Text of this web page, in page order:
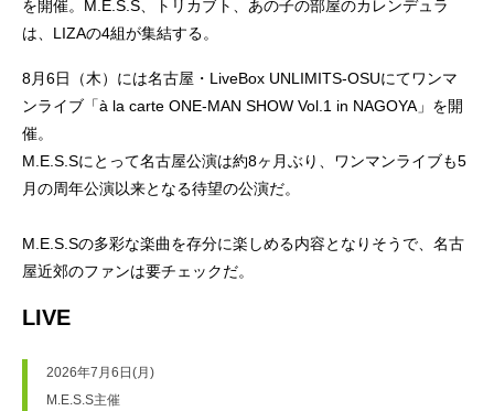
を開催。M.E.S.S、トリカブト、あの子の部屋のカレンデュラ
は、LIZAの4組が集結する。
8月6日（木）には名古屋・LiveBox UNLIMITS-OSUにてワンマ
ンライブ「à la carte ONE-MAN SHOW Vol.1 in NAGOYA」を開
催。
M.E.S.Sにとって名古屋公演は約8ヶ月ぶり、ワンマンライブも5
月の周年公演以来となる待望の公演だ。
M.E.S.Sの多彩な楽曲を存分に楽しめる内容となりそうで、名古
屋近郊のファンは要チェックだ。
LIVE
2026年7月6日(月)
M.E.S.S主催